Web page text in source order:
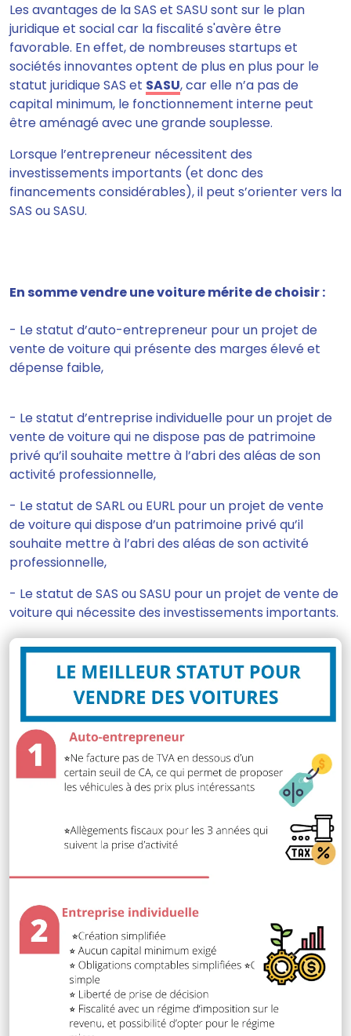
Les avantages de la SAS et SASU sont sur le plan
juridique et social car la fiscalité s'avère être
favorable. En effet, de nombreuses startups et
sociétés innovantes optent de plus en plus pour le
statut juridique SAS et SASU, car elle n’a pas de
capital minimum, le fonctionnement interne peut
être aménagé avec une grande souplesse.
Lorsque l’entrepreneur nécessitent des
investissements importants (et donc des
financements considérables), il peut s’orienter vers la
SAS ou SASU.
En somme vendre une voiture mérite de choisir :
- Le statut d’auto-entrepreneur pour un projet de
vente de voiture qui présente des marges élevé et
dépense faible,
- Le statut d’entreprise individuelle pour un projet de
vente de voiture qui ne dispose pas de patrimoine
privé qu’il souhaite mettre à l’abri des aléas de son
activité professionnelle,
- Le statut de SARL ou EURL pour un projet de vente
de voiture qui dispose d’un patrimoine privé qu’il
souhaite mettre à l’abri des aléas de son activité
professionnelle,
- Le statut de SAS ou SASU pour un projet de vente de
voiture qui nécessite des investissements importants.